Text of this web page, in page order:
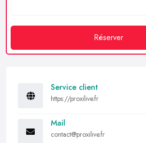
Réserver
Service client
https://proxilive.fr
Mail
contact@proxilive.fr